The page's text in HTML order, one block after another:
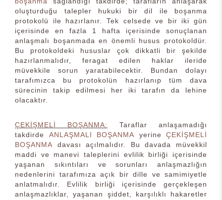
oluşturduğu talepler hukuki bir dil ile boşanma
protokolü ile hazırlanır. Tek celsede ve bir iki gün
içerisinde en fazla 1 hafta içerisinde sonuçlanan
anlaşmalı boşanmada en önemli husus protokoldür.
Bu protokoldeki hususlar çok dikkatli bir şekilde
hazırlanmalıdır, feragat edilen haklar ileride
müvekkile sorun yaratabilecektir. Bundan dolayı
tarafımızca bu protokolün hazırlanıp tüm dava
sürecinin takip edilmesi her iki tarafın da lehine
olacaktır.
ÇEKİŞMELİ BOŞANMA:
Taraflar anlaşamadığı
takdirde ANLAŞMALI BOŞANMA yerine ÇEKİŞMELİ
BOŞANMA davası açılmalıdır. Bu davada müvekkil
maddi ve manevi taleplerini evlilik birliği içerisinde
yaşanan sıkıntıları ve sorunları anlaşmazlığın
nedenlerini tarafımıza açık bir dille ve samimiyetle
anlatmalıdır. Evlilik birliği içerisinde gerçekleşen
anlaşmazlıklar, yaşanan şiddet, karşılıklı hakaretler